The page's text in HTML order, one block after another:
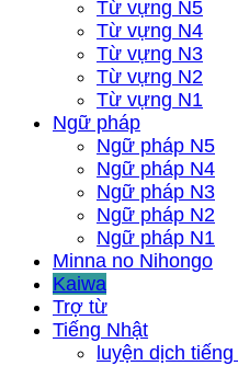
Từ vựng N5
Từ vựng N4
Từ vựng N3
Từ vựng N2
Từ vựng N1
Ngữ pháp
Ngữ pháp N5
Ngữ pháp N4
Ngữ pháp N3
Ngữ pháp N2
Ngữ pháp N1
Minna no Nihongo
Kaiwa
Trợ từ
Tiếng Nhật
luyện dịch